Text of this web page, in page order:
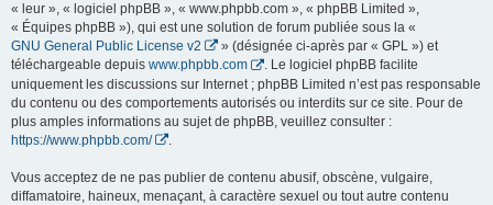
« leur », « logiciel phpBB », « www.phpbb.com », « phpBB Limited »,
« Équipes phpBB »), qui est une solution de forum publiée sous la «
GNU General Public License v2
» (désignée ci-après par « GPL ») et
téléchargeable depuis www.phpbb.com
. Le logiciel phpBB facilite
uniquement les discussions sur Internet ; phpBB Limited n’est pas responsable
du contenu ou des comportements autorisés ou interdits sur ce site. Pour de
plus amples informations au sujet de phpBB, veuillez consulter :
https://www.phpbb.com/
Vous acceptez de ne pas publier de contenu abusif, obscène, vulgaire,
diffamatoire, haineux, menaçant, à caractère sexuel ou tout autre contenu